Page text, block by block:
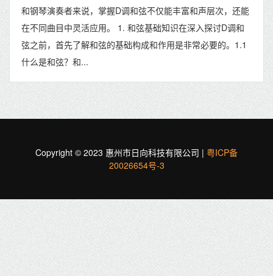
和钢琴演奏者来说，掌握D调和弦不仅能丰富和声层次，还能
在不同曲目中灵活应用。 1. 和弦基础知识在深入探讨D调和
弦之前，首先了解和弦的基础构成和作用是非常必要的。1.1
什么是和弦？和...
Copyright © 2023 惠州市日向科技有限公司 | 粤ICP备
20026654号-3